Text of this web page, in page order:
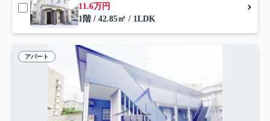
11.6万円
1階 / 42.85㎡ / 1LDK
アパート